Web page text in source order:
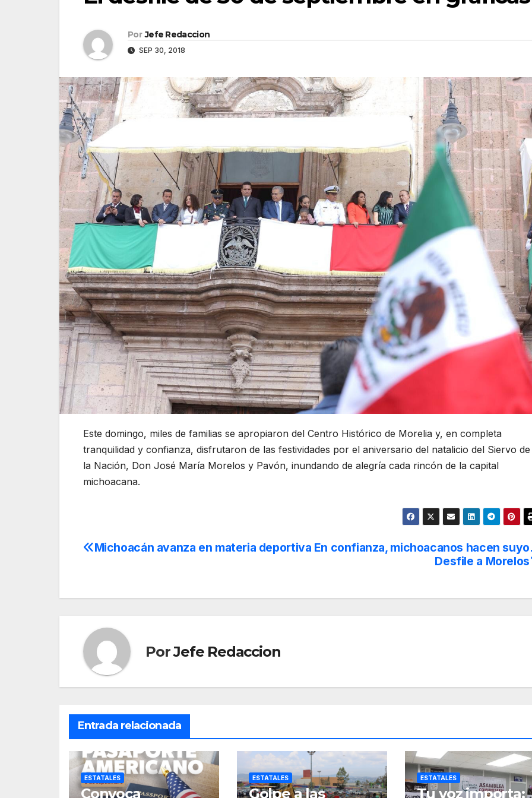
Por Jefe Redaccion
SEP 30, 2018
Este domingo, miles de familias se apropiaron del Centro Histórico de Morelia y, en completa
tranquilidad y confianza, disfrutaron de las festividades por el aniversario del natalicio del Siervo de
la Nación, Don José María Morelos y Pavón, inundando de alegría cada rincón de la capital
michoacana.
Navegación
entradas
En confianza, michoacanos hacen suyo
Desfile a Morelos
Michoacán avanza en materia deportiva
PorJefe Redaccion
Entrada relacionada
ESTATALES
Convoca
ESTATALES
Golpe a las
ESTATALES
Tu voz importa: